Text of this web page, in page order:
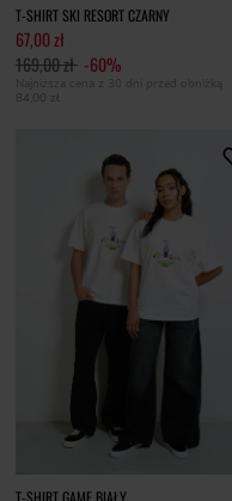
T-SHIRT SKI RESORT CZARNY
67,00 zł
169,00 zł -60%
Najniższa cena z 30 dni przed obniżką
84,00 zł
T-SHIRT GAME BIAŁY